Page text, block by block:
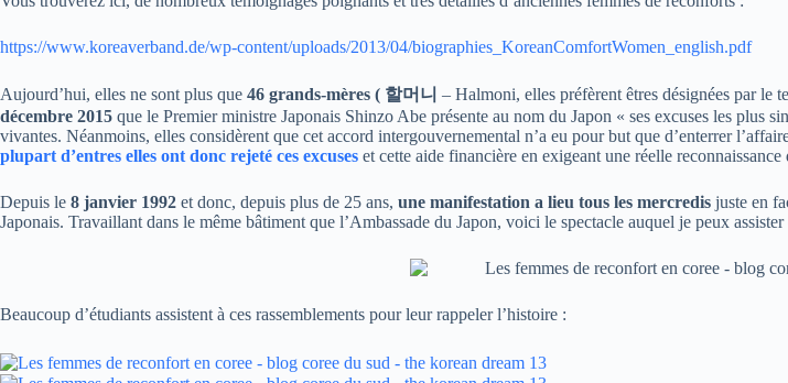
https://www.koreaverband.de/wp-content/uploads/2013/04/biographies_KoreanComfortWomen_english.pdf
Aujourd’hui, elles ne sont plus que 46 grands-mères ( 할머니 – Halmoni, elles préfèrent êtres désignées par le
décembre 2015 que le Premier ministre Japonais Shinzo Abe présente au nom du Japon « ses excuses les plus
vivantes. Néanmoins, elles considèrent que cet accord intergouvernemental n’a eu pour but que d’enterrer
plupart d’entres elles ont donc rejeté ces excuses et cette aide financière en exigeant une réelle
Depuis le 8 janvier 1992 et donc, depuis plus de 25 ans, une manifestation a lieu tous les mercredis juste en
Japonais. Travaillant dans le même bâtiment que l’Ambassade du Japon, voici le spectacle auquel je peux assister
Beaucoup d’étudiants assistent à ces rassemblements pour leur rappeler l’histoire :